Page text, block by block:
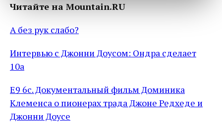
Читайте на Mountain.RU
А без рук слабо?
Интервью с Джонни Доусом: Ондра сделает
10а
E9 6c. Документальный фильм Доминика
Клеменса о пионерах трада Джоне Редхеде и
Джонни Доусе